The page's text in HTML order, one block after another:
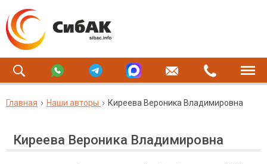
Главная Наши авторы Киреева Вероника Владимировна
Киреева Вероника Владимировна